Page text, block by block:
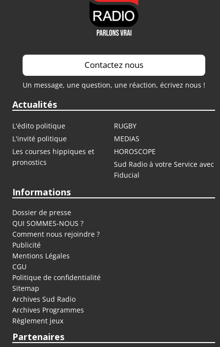
Contactez nous
Un message, une question, une réaction, écrivez nous !
Actualités
L'édito politique
RUGBY
L'invité politique
MEDIAS
Les courses hippiques et
pronostics
HOROSCOPE
Sud Radio à votre Service avec
Fiducial
Informations
Dossier de presse
QUI SOMMES-NOUS ?
Comment nous rejoindre ?
Publicité
Mentions Légales
CGU
Politique de confidentialité
Sitemap
Archives Sud Radio
Archives Programmes
Règlement jeux
Partenaires